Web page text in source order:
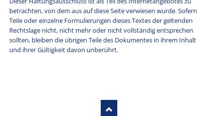
betrachten, von dem aus auf diese Seite verwiesen wurde. Sofern
Teile oder einzelne Formulierungen dieses Textes der geltenden
Rechtslage nicht, nicht mehr oder nicht vollständig entsprechen
sollten, bleiben die übrigen Teile des Dokumentes in ihrem Inhalt
und ihrer Gültigkeit davon unberührt.